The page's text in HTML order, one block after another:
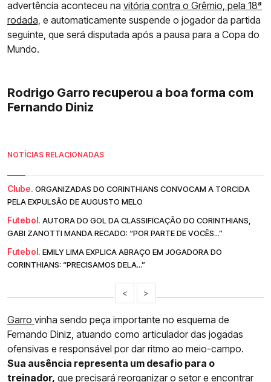
advertência aconteceu na vitória contra o Grêmio, pela 18ª
rodada, e automaticamente suspende o jogador da partida
seguinte, que será disputada após a pausa para a Copa do
Mundo.
Rodrigo Garro recuperou a boa forma com
Fernando Diniz
NOTÍCIAS RELACIONADAS
Clube. ORGANIZADAS DO CORINTHIANS CONVOCAM A TORCIDA
PELA EXPULSÃO DE AUGUSTO MELO
Futebol. AUTORA DO GOL DA CLASSIFICAÇÃO DO CORINTHIANS,
GABI ZANOTTI MANDA RECADO: “POR PARTE DE VOCÊS...”
Futebol. EMILY LIMA EXPLICA ABRAÇO EM JOGADORA DO
CORINTHIANS: “PRECISAMOS DELA...”
< >
Garro vinha sendo peça importante no esquema de
Fernando Diniz, atuando como articulador das jogadas
ofensivas e responsável por dar ritmo ao meio-campo.
Sua ausência representa um desafio para o
treinador, que precisará reorganizar o setor e encontrar